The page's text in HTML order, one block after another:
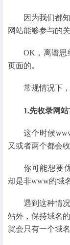
因为我们都
网站能够参与的
OK，离谱思
页面的。
常规情况下
1.先收录网
这个时候
又或者两个都会
你可能想要
却是非www的域
遇到这种情
站外，保持域名
就会只有一个域